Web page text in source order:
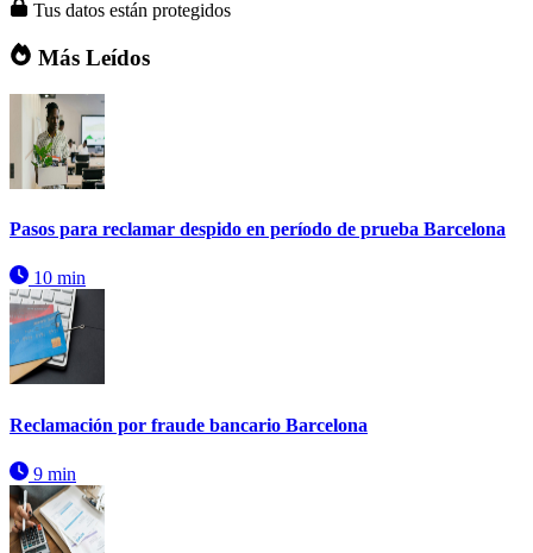
Tus datos están protegidos
Más Leídos
Pasos para reclamar despido en período de prueba Barcelona
10 min
Reclamación por fraude bancario Barcelona
9 min